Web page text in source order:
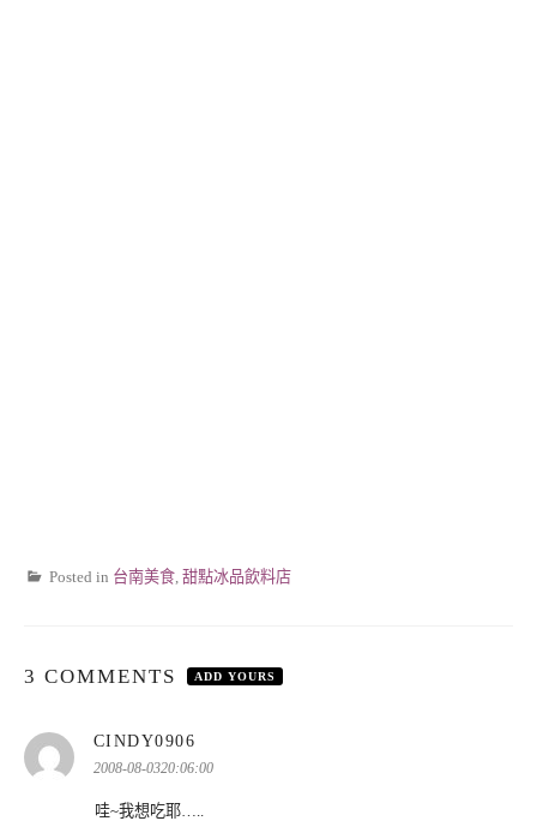
Posted in 台南美食, 甜點冰品飲料店
3 COMMENTS ADD YOURS
CINDY0906
示:
2008-08-0320:06:00
哇~我想吃耶…..